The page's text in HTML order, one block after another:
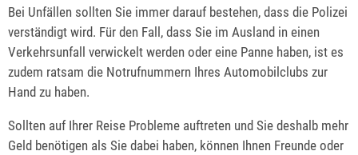
Bei Unfällen sollten Sie immer darauf bestehen, dass die Polizei
verständigt wird. Für den Fall, dass Sie im Ausland in einen
Verkehrsunfall verwickelt werden oder eine Panne haben, ist es
zudem ratsam die Notrufnummern Ihres Automobilclubs zur
Hand zu haben.
Sollten auf Ihrer Reise Probleme auftreten und Sie deshalb mehr
Geld benötigen als Sie dabei haben, können Ihnen Freunde oder